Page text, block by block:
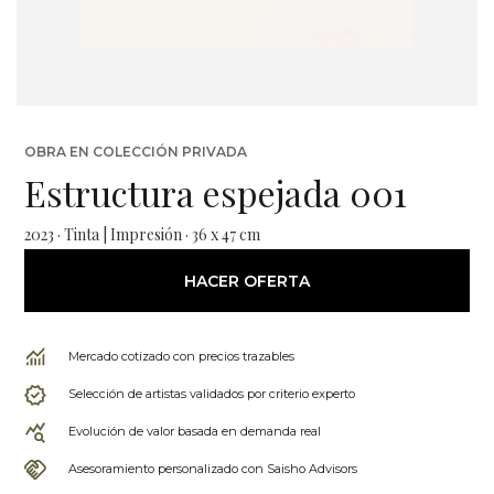
OBRA EN COLECCIÓN PRIVADA
Estructura espejada 001
2023 · Tinta | Impresión · 36 x 47 cm
HACER OFERTA
Mercado cotizado con precios trazables
Selección de artistas validados por criterio experto
Evolución de valor basada en demanda real
Asesoramiento personalizado con Saisho Advisors